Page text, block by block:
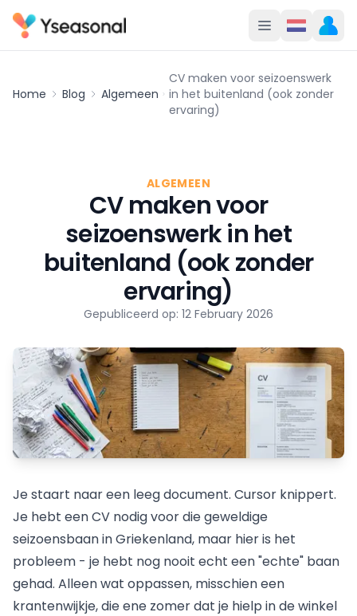
Home Blog Algemeen
CV maken voor seizoenswerk
in het buitenland (ook zonder
ervaring)
ALGEMEEN
CV maken voor
seizoenswerk in het
buitenland (ook zonder
ervaring)
Gepubliceerd op: 12 February 2026
Je staart naar een leeg document. Cursor knippert.
Je hebt een CV nodig voor die geweldige
seizoensbaan inGriekenland, maar hier is het
probleem - je hebt nog nooit echt een "echte" baan
gehad. Alleen wat oppassen, misschien een
krantenwijkje, die ene zomer dat je hielp in de winkel